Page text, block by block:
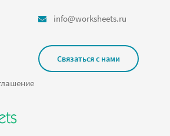
info@worksheets.ru
Связаться с нами